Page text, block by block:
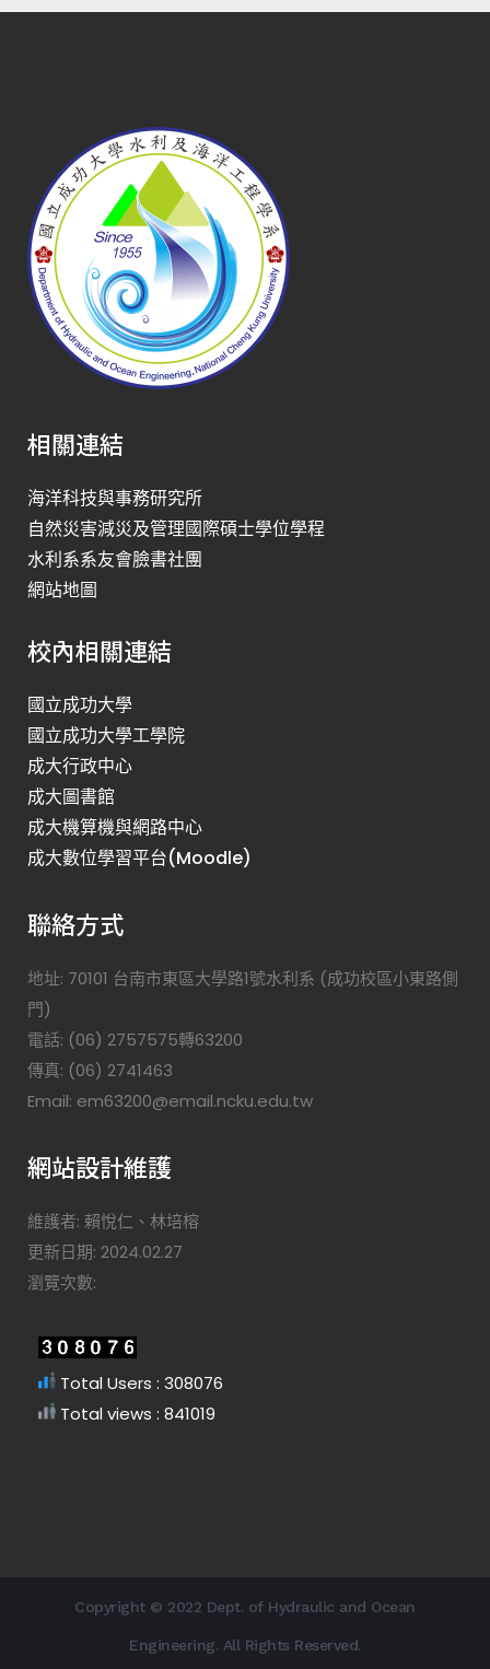
相關連結
海洋科技與事務研究所
自然災害減災及管理國際碩士學位學程
水利系系友會臉書社團
網站地圖
校內相關連結
國立成功大學
國立成功大學工學院
成大行政中心
成大圖書館
成大機算機與網路中心
成大數位學習平台(Moodle)
聯絡方式
地址: 70101 台南市東區大學路1號水利系 (成功校區小東路側
門)
電話: (06) 2757575轉63200
傳真: (06) 2741463
Email: em63200@email.ncku.edu.tw
網站設計維護
維護者: 賴悅仁、林培榕
更新日期: 2024.02.27
瀏覽次數:
Total Users : 308076
Total views : 841019
Copyright © 2022 Dept. of Hydraulic and Ocean
Engineering. All Rights Reserved.